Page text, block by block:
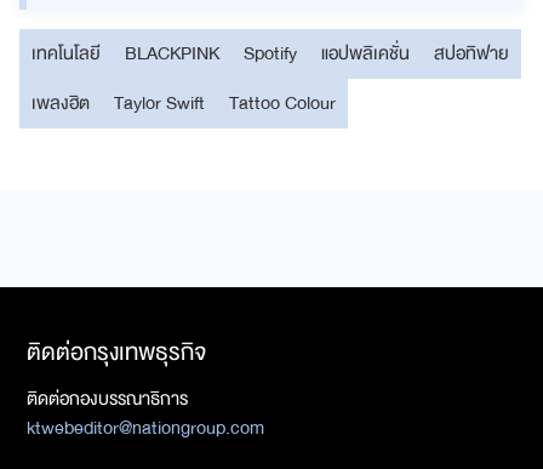
เทคโนโลยี BLACKPINK Spotify แอปพลิเคชั่น
สปอทิฟาย
เพลงฮิต
Taylor Swift Tattoo Colour
ติดต่อกรุงเทพธุรกิจ
ติดต่อกองบรรณาธิการ
ktwebeditor@nationgroup.com